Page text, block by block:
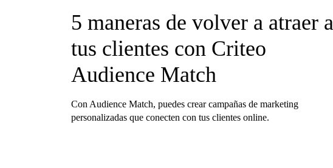
5 maneras de volver a atraer a
tus clientes con Criteo
Audience Match
Con Audience Match, puedes crear campañas de marketing
personalizadas que conecten con tus clientes online.